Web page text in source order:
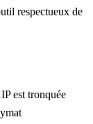
respectueux de
est tronquée